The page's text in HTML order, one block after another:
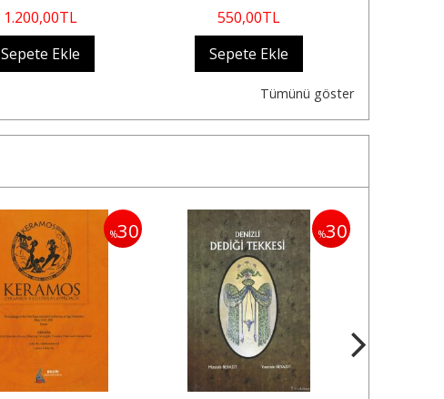
1.200,00TL
Sepete Ekle
550,00TL
Sepete Ekle
Tümünü göster
%30 %30